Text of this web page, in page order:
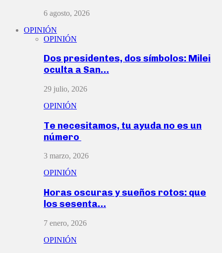
6 agosto, 2026
OPINIÓN
OPINIÓN
Dos presidentes, dos símbolos: Milei
oculta a San…
29 julio, 2026
OPINIÓN
Te necesitamos, tu ayuda no es un
número
3 marzo, 2026
OPINIÓN
Horas oscuras y sueños rotos: que
los sesenta…
7 enero, 2026
OPINIÓN